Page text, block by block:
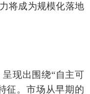
将成为规模化落地
现出围绕“自主可
征。市场从早期的